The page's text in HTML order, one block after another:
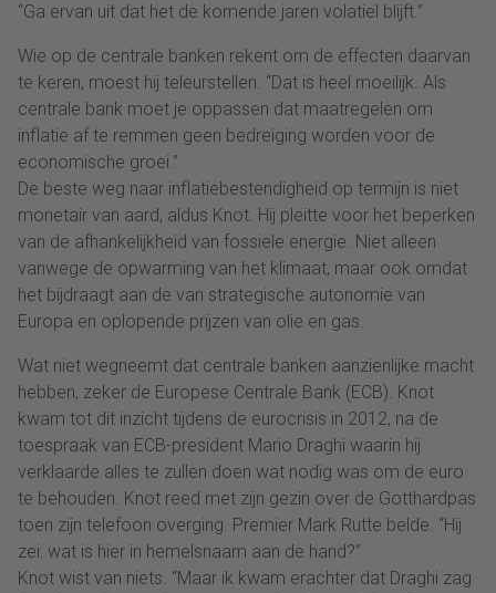
“Ga ervan uit dat het de komende jaren volatiel blijft.”
Wie op de centrale banken rekent om de effecten daarvan
te keren, moest hij teleurstellen. “Dat is heel moeilijk. Als
centrale bank moet je oppassen dat maatregelen om
inflatie af te remmen geen bedreiging worden voor de
economische groei.”
De beste weg naar inflatiebestendigheid op termijn is niet
monetair van aard, aldus Knot. Hij pleitte voor het beperken
van de afhankelijkheid van fossiele energie. Niet alleen
vanwege de opwarming van het klimaat, maar ook omdat
het bijdraagt aan de van strategische autonomie van
Europa en oplopende prijzen van olie en gas.
Wat niet wegneemt dat centrale banken aanzienlijke macht
hebben, zeker de Europese Centrale Bank (ECB). Knot
kwam tot dit inzicht tijdens de eurocrisis in 2012, na de
toespraak van ECB-president Mario Draghi waarin hij
verklaarde alles te zullen doen wat nodig was om de euro
te behouden. Knot reed met zijn gezin over de Gotthardpas
toen zijn telefoon overging. Premier Mark Rutte belde. “Hij
zei: wat is hier in hemelsnaam aan de hand?”
Knot wist van niets. “Maar ik kwam erachter dat Draghi zag